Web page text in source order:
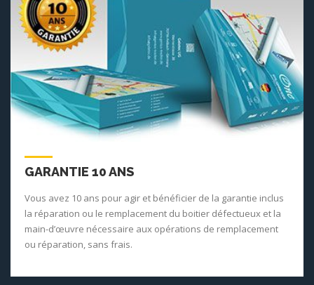
GARANTIE 10 ANS
Vous avez 10 ans pour agir et bénéficier de la garantie inclus
la réparation ou le remplacement du boitier défectueux et la
main-d’œuvre nécessaire aux opérations de remplacement
ou réparation, sans frais.